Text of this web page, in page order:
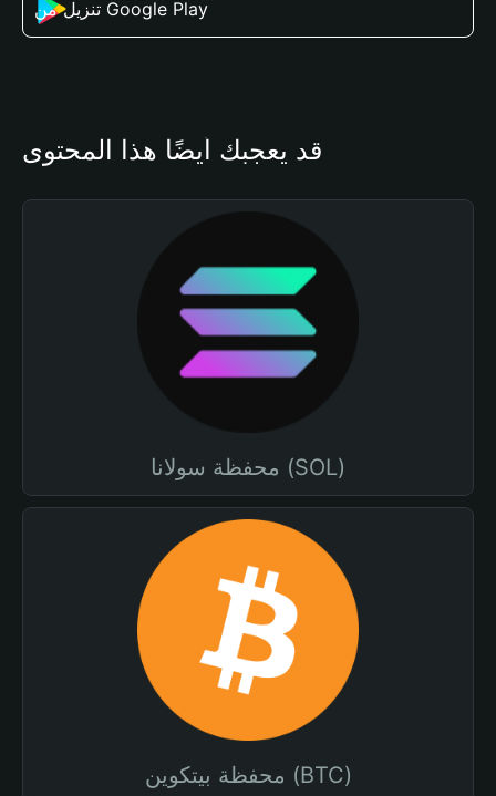
تنزيل من Google Play
قد يعجبك أيضًا هذا المحتوى
محفظة سولانا (SOL)
محفظة بيتكوين (BTC)